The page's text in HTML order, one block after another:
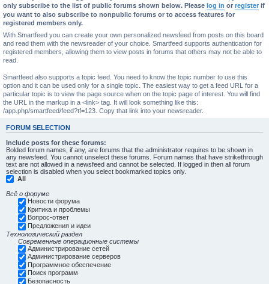
only subscribe to the list of public forums shown below. Please log in or register if
you want to also subscribe to nonpublic forums or to access features for
registered members only.
With Smartfeed you can create your own personalized newsfeed from posts on this board
and read them with the newsreader of your choice. Smartfeed supports authentication for
registered members, allowing them to view posts in forums that others may not be able to
read.
Smartfeed also supports a topic feed. You need to know the topic number to use this
option and it can be used only for a single topic. The easiest way to get a feed URL for a
particular topic is to view the page source when on the topic page of interest. You will find
the URL in the markup in a <link> tag. It will look something like this:
/app.php/smartfeed/feed?tf=123. Copy that link into your newsreader.
FORUM SELECTION
Include posts for these forums:
Bolded forum names, if any, are forums that the administrator requires to be shown in
any newsfeed. You cannot unselect these forums. Forum names that have strikethrough
text are not allowed in a newsfeed and cannot be selected. If logged in then all forum
selection is disabled when you select bookmarked topics only.
All
Всё о форуме
Новости форума
Критика и проблемы
Вопрос-ответ
Предложения и идеи
Технологический раздел
Современные операционные системы
Администрирование сетей
Администрирование серверов
Программное обеспечение
Поиск программ
Безопасность